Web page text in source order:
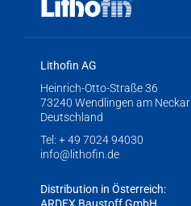
Lithofin AG
Heinrich-Otto-Straße 36
73240 Wendlingen am Neckar
Deutschland
Tel: + 49 7024 94030
info@lithofin.de
Distribution in Österreich: